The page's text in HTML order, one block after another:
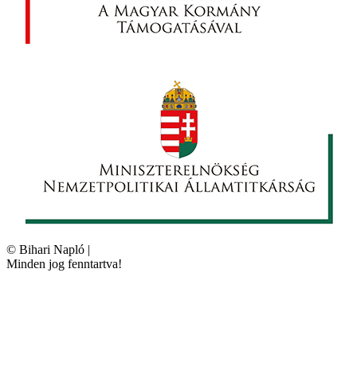
© Bihari Napló |
Minden jog fenntartva!